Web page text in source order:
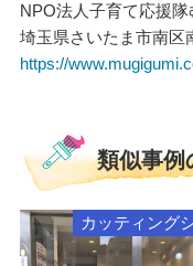
NPO法人子育て応援隊
埼玉県さいたま市南区
https://
類似事例
カッティング